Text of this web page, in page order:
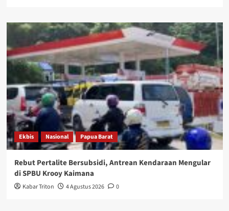
Ekbis Nasional Papua Barat
Rebut Pertalite Bersubsidi, Antrean Kendaraan Mengular
di SPBU Krooy Kaimana
Kabar Triton 4 Agustus 2026 0